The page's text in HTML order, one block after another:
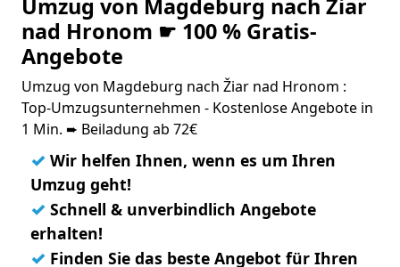
Umzug von Magdeburg nach Žiar
nad Hronom ☛ 100 % Gratis-
Angebote
Umzug von Magdeburg nach Žiar nad Hronom :
Top-Umzugsunternehmen - Kostenlose Angebote in
1 Min. ➨ Beiladung ab 72€
✓ Wir helfen Ihnen, wenn es um Ihren
Umzug geht!
✓ Schnell & unverbindlich Angebote
erhalten!
✓ Finden Sie das beste Angebot für Ihren